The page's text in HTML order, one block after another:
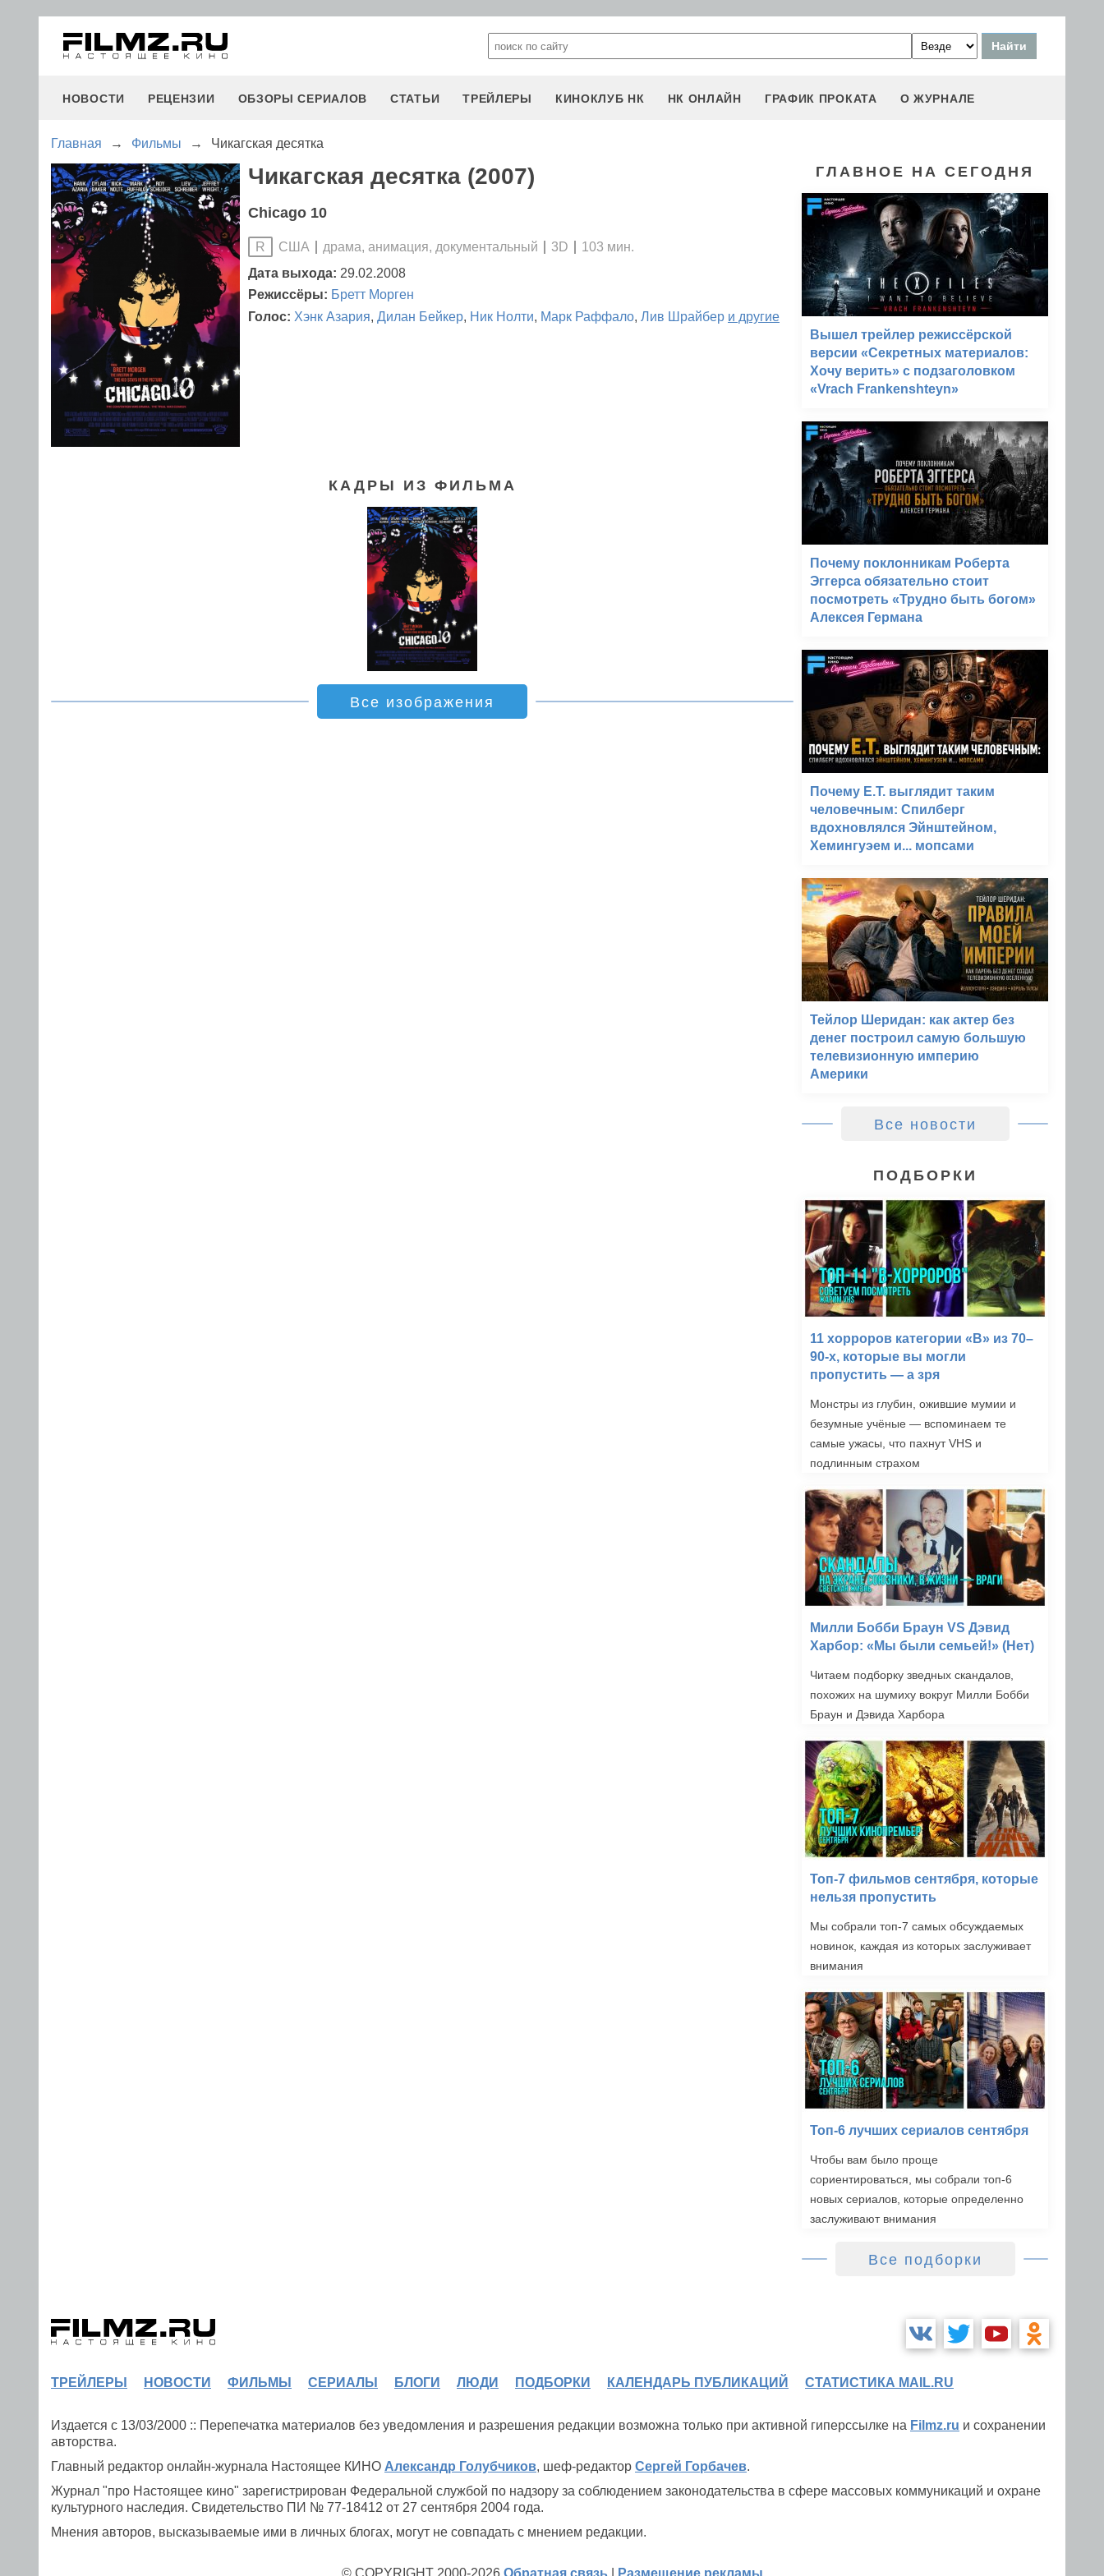
НОВОСТИ РЕЦЕНЗИИ ОБЗОРЫ СЕРИАЛОВ СТАТЬИ ТРЕЙЛЕРЫ КИНОКЛУБ НК НК ОНЛАЙН ГРАФИК ПРОКАТА О ЖУРНАЛЕ
Главная → Фильмы → Чикагская десятка
Чикагская десятка (2007)
Chicago 10
R США драма, анимация, документальный 3D
103 мин.
Дата выхода: 29.02.2008
Режиссёры: Бретт Морген
Голос: Хэнк Азария, Дилан Бейкер, Ник Нолти, Марк Раффало, Лив Шрайбер и другие
КАДРЫ ИЗ ФИЛЬМА
Все изображения
ГЛАВНОЕ НА СЕГОДНЯ
Вышел трейлер режиссёрской
версии «Секретных материалов:
Хочу верить» с подзаголовком
«Vrach Frankenshteyn»
Почему поклонникам Роберта
Эггерса обязательно стоит
посмотреть «Трудно быть богом»
Алексея Германа
Почему E.T. выглядит таким
человечным: Спилберг
вдохновлялся Эйнштейном,
Хемингуэем и... мопсами
Тейлор Шеридан: как актер без
денег построил самую большую
телевизионную империю
Америки
Все новости
ПОДБОРКИ
11 хорроров категории «B» из 70–
90-х, которые вы могли
пропустить — а зря
Монстры из глубин, ожившие мумии и
безумные учёные — вспоминаем те
самые ужасы, что пахнут VHS и
подлинным страхом
Милли Бобби Браун VS Дэвид
Харбор: «Мы были семьей!» (Нет)
Читаем подборку зведных скандалов,
похожих на шумиху вокруг Милли Бобби
Браун и Дэвида Харбора
Топ-7 фильмов сентября, которые
нельзя пропустить
Мы собрали топ-7 самых обсуждаемых
новинок, каждая из которых заслуживает
внимания
Топ-6 лучших сериалов сентября
Чтобы вам было проще
сориентироваться, мы собрали топ-6
новых сериалов, которые определенно
заслуживают внимания
Все подборки
ТРЕЙЛЕРЫ НОВОСТИ ФИЛЬМЫ СЕРИАЛЫ БЛОГИ ЛЮДИ ПОДБОРКИ КАЛЕНДАРЬ ПУБЛИКАЦИЙ СТАТИСТИКА MAIL.RU
Издается с 13/03/2000 :: Перепечатка материалов без уведомления и разрешения редакции возможна только при активной гиперссылке на Filmz.ru и сохранении
авторства.
Главный редактор онлайн-журнала Настоящее КИНО Александр Голубчиков, шеф-редактор Сергей Горбачев.
Журнал "про Настоящее кино" зарегистрирован Федеральной службой по надзору за соблюдением законодательства в сфере массовых коммуникаций и охране
культурного наследия. Свидетельство ПИ № 77-18412 от 27 сентября 2004 года.
Мнения авторов, высказываемые ими в личных блогах, могут не совпадать с мнением редакции.
© COPYRIGHT 2000-2026 Обратная связь Размещение рекламы